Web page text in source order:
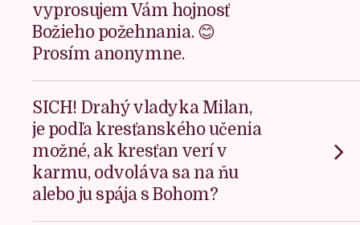
vyprosujem Vám hojnosť
Božieho požehnania. 😊
Prosím anonymne.
SICH! Drahý vladyka Milan,
je podľa kresťanského učenia
možné, ak kresťan verí v
karmu, odvoláva sa na ňu
alebo ju spája s Bohom?